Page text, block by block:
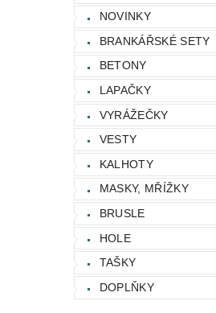
NOVINKY
BRANKÁŘSKÉ SETY
BETONY
LAPAČKY
VYRÁŽEČKY
VESTY
KALHOTY
MASKY, MŘÍŽKY
BRUSLE
HOLE
TAŠKY
DOPLŇKY